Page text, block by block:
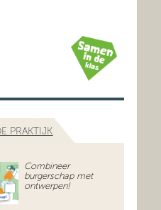
PRAKTIJK
Combineer
burgerschap met
ontwerpen!